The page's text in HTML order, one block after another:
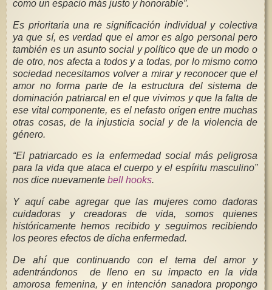
como un espacio más justo y honorable”.
Es prioritaria una re significación individual y colectiva
ya que sí, es verdad que el amor es algo personal pero
también es un asunto social y político que de un modo o
de otro, nos afecta a todos y a todas, por lo mismo como
sociedad necesitamos volver a mirar y reconocer que el
amor no forma parte de la estructura del sistema de
dominación patriarcal en el que vivimos y que la falta de
ese vital componente, es el nefasto origen entre muchas
otras cosas, de la injusticia social y de la violencia de
género.
“El patriarcado es la enfermedad social más peligrosa
para la vida que ataca el cuerpo y el espíritu masculino”
nos dice nuevamente bell hooks.
Y aquí cabe agregar que las mujeres como dadoras
cuidadoras y creadoras de vida, somos quienes
históricamente hemos recibido y seguimos recibiendo
los peores efectos de dicha enfermedad.
De ahí que continuando con el tema del amor y
adentrándonos de lleno en su impacto en la vida
amorosa femenina, y en intención sanadora propongo